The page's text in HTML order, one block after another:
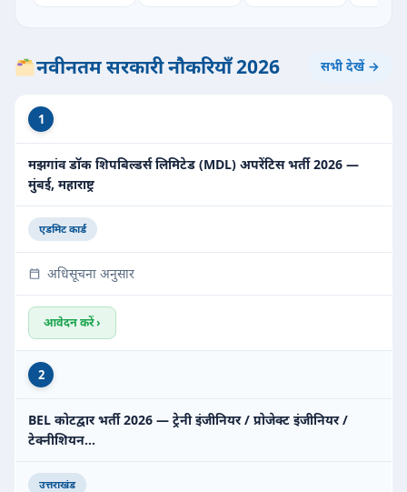
नवीनतम सरकारी नौकरियाँ 2026 सभी देखें →
1
मझगांव डॉक शिपबिल्डर्स लिमिटेड (MDL) अपरेंटिस भर्ती 2026 —
मुंबई, महाराष्ट्र
एडमिट कार्ड
अधिसूचना अनुसार
आवेदन करें ›
2
BEL कोटद्वार भर्ती 2026 — ट्रेनी इंजीनियर / प्रोजेक्ट इंजीनियर /
टेक्नीशियन…
उत्तराखंड